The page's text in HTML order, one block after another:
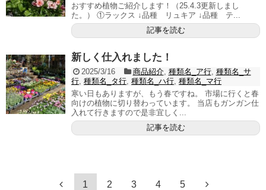
おすすめ植物ご紹介します！（25.4.3更新しまし
た。） ①ラックス ↓品種 リュキア ↓品種 テ...
記事を読む
新しく仕入れました！
2025/3/16 商品紹介, 種類名_ア行, 種類名_サ
行 種類名_タ行 種類名_ハ行 種類名_マ行
寒い日もありますが、もう春ですね。 市場に行くと春
向けの植物に切り替わっています。 当店もガンガン仕
入れて行きますので是非宜しく...
記事を読む
1 2 3 4 5